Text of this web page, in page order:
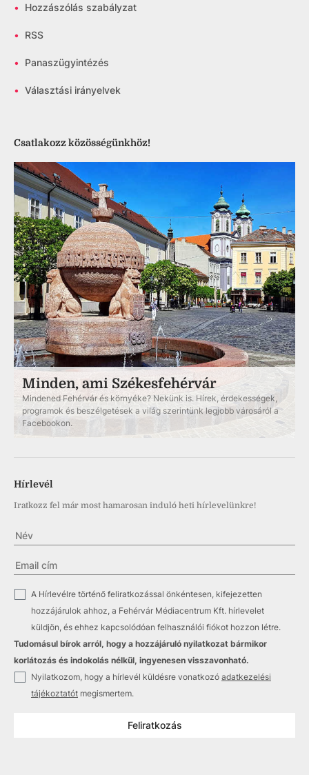
• Hozzászólás szabályzat
• RSS
• Panaszügyintézés
• Választási irányelvek
Csatlakozz közösségünkhöz!
Minden, ami Székesfehérvár
Mindened Fehérvár és környéke? Nekünk is. Hírek, érdekességek,
programok és beszélgetések a világ szerintünk legjobb városáról a
Facebookon.
Hírlevél
Iratkozz fel már most hamarosan induló heti hírlevelünkre!
✓
A Hírlevélre történő feliratkozással önkéntesen, kifejezetten
hozzájárulok ahhoz, a Fehérvár Médiacentrum Kft. hírlevelet
küldjön, és ehhez kapcsolódóan felhasználói fiókot hozzon létre.
Tudomásul bírok arról, hogy a hozzájáruló nyilatkozat bármikor
korlátozás és indokolás nélkül, ingyenesen visszavonható.
✓ Nyilatkozom, hogy a hírlevél küldésre vonatkozó adatkezelési
tájékoztatót megismertem.
Feliratkozás